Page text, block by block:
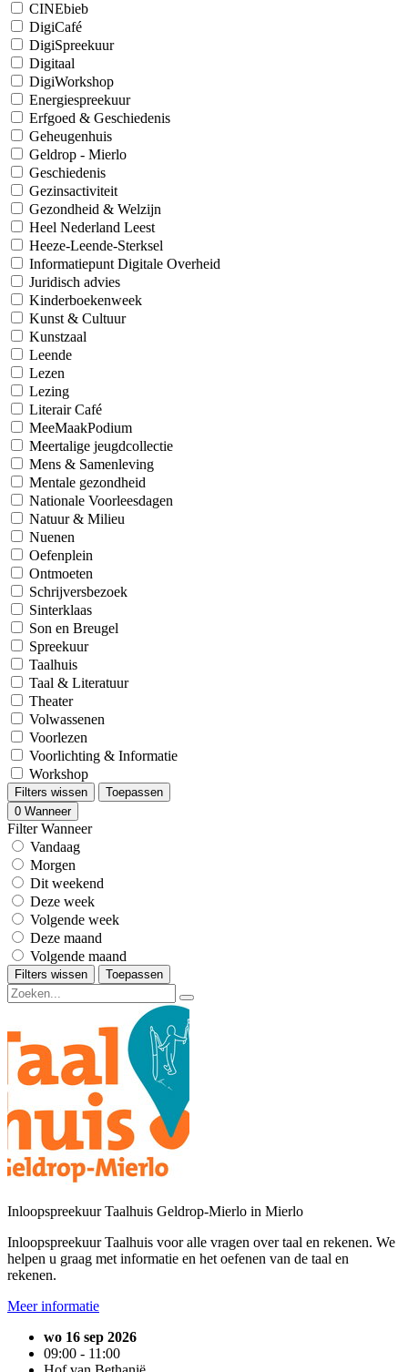
CINEbieb
DigiCafé
DigiSpreekuur
Digitaal
DigiWorkshop
Energiespreekuur
Erfgoed & Geschiedenis
Geheugenhuis
Geldrop - Mierlo
Geschiedenis
Gezinsactiviteit
Gezondheid & Welzijn
Heel Nederland Leest
Heeze-Leende-Sterksel
Informatiepunt Digitale Overheid
Juridisch advies
Kinderboekenweek
Kunst & Cultuur
Kunstzaal
Leende
Lezen
Lezing
Literair Café
MeeMaakPodium
Meertalige jeugdcollectie
Mens & Samenleving
Mentale gezondheid
Nationale Voorleesdagen
Natuur & Milieu
Nuenen
Oefenplein
Ontmoeten
Schrijversbezoek
Sinterklaas
Son en Breugel
Spreekuur
Taalhuis
Taal & Literatuur
Theater
Volwassenen
Voorlezen
Voorlichting & Informatie
Workshop
Filters wissen
Toepassen
0 Wanneer
Filter Wanneer
Vandaag
Morgen
Dit weekend
Deze week
Volgende week
Deze maand
Volgende maand
Filters wissen Toepassen
Inloopspreekuur Taalhuis Geldrop-Mierlo in Mierlo
Inloopspreekuur Taalhuis voor alle vragen over taal en rekenen. We
helpen u graag met informatie en het oefenen van de taal en
rekenen.
Meer informatie
wo 16 sep 2026
09:00 - 11:00